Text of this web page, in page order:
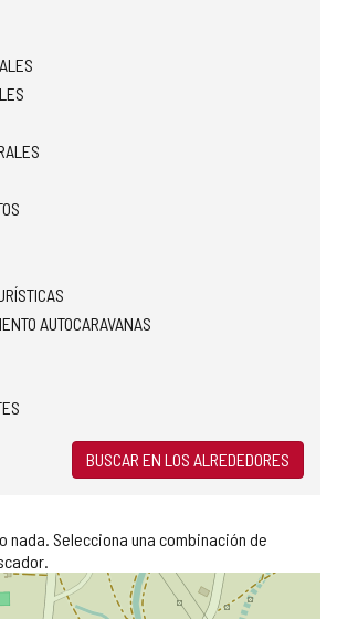
AUTOCARAVANAS
BUSCAR EN LOS ALREDEDORES
nada. Selecciona una combinación de